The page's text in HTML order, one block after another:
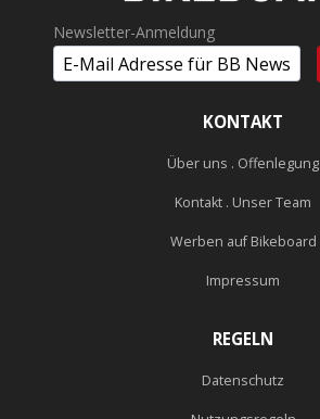
Newsletter-Anmeldung
KONTAKT
Über uns . Offenlegung
Kontakt . Unser Team
Werben auf Bikeboard
Impressum
REGELN
Datenschutz